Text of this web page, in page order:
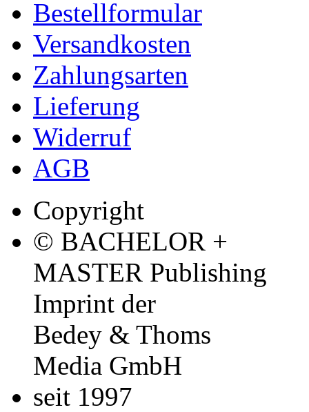
Bestellformular
Versandkosten
Zahlungsarten
Lieferung
Widerruf
AGB
Copyright
© BACHELOR +
MASTER Publishing
Imprint der
Bedey & Thoms
Media GmbH
seit 1997